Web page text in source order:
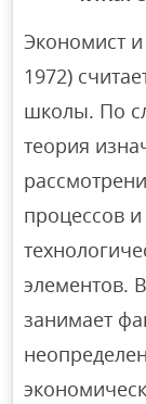
Экономист
1972)
школы. По
теория
процессов
элементов.
занимает